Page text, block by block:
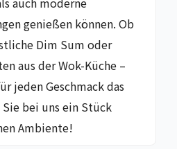
genießen können. Ob
Dim Sum oder
aus der Wok-Küche –
jeden Geschmack das
bei uns ein Stück
Ambiente!